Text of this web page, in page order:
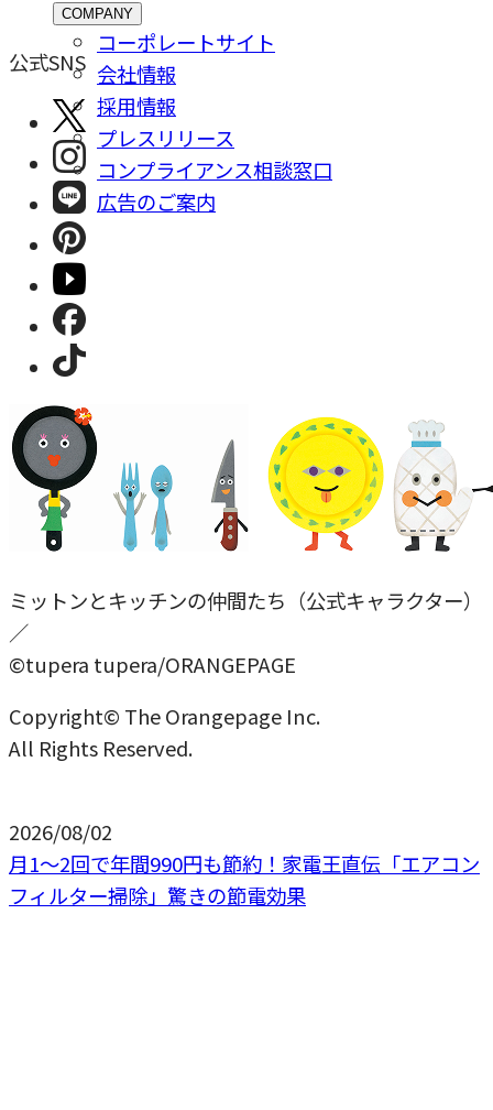
COMPANY
コーポレートサイト
会社情報
採⽤情報
プレスリリース
コンプライアンス相談窓⼝
広告のご案内
公式SNS
ミットンとキッチンの仲間たち（公式キャラクター）
／
©tupera tupera/ORANGEPAGE
Copyright© The Orangepage Inc.
All Rights Reserved.
2026/08/02
月1〜2回で年間990円も節約！家電王直伝「エアコン
フィルター掃除」驚きの節電効果